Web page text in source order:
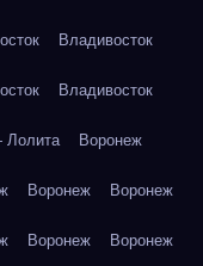
Владивосток
Владивосток
Лолита Воронеж
Воронеж Воронеж
Воронеж Воронеж